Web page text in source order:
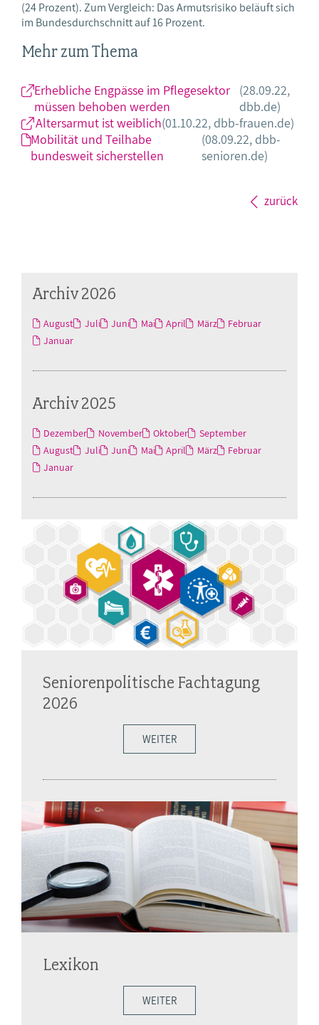
(24 Prozent). Zum Vergleich: Das Armutsrisiko beläuft sich
im Bundesdurchschnitt auf 16 Prozent.
Mehr zum Thema
Erhebliche Engpässe im Pflegesektor
müssen behoben werden
(28.09.22,
dbb.de)
Altersarmut ist weiblich(01.10.22, dbb-frauen.de)
Mobilität und Teilhabe
bundesweit sicherstellen
(08.09.22, dbb-
senioren.de)
zurück
Archiv 2026
August Juli Juni Mai April März
Februar
Januar
Archiv 2025
Dezember November Oktober
September
August
Juli Juni Mai April März
Februar
Januar
Seniorenpolitische Fachtagung
2026
WEITER
Lexikon
WEITER